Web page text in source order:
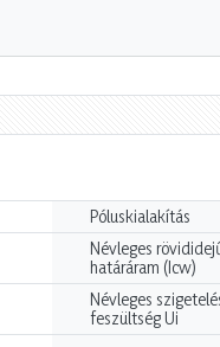
Póluskialakítás
Névleges
határáram (Icw)
Névleges
feszültség Ui